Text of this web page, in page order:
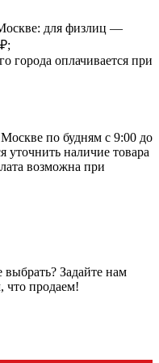
для физлиц —
города оплачивается при
по будням с 9:00 до
уточнить наличие товара
возможна при
Задайте нам
что продаем!